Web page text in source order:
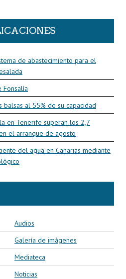
de abastecimiento para el
balsas al 55% de su capacidad
en Tenerife superan los 2,7
el arranque de agosto
del agua en Canarias mediante
Audios
Galería de imágenes
Mediateca
Noticias